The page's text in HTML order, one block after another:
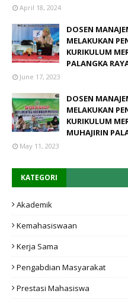
April 18, 2024
DOSEN
MELAKUKAN
KURIKULUM
PALANGKA
June 17, 2023
DOSEN
MELAKUKAN
KURIKULUM
MUHAJIRIN
May 11, 2023
KATEGORI
Akademik
Kemahasiswaan
Kerja Sama
Pengabdian Masyarakat
Prestasi Mahasiswa